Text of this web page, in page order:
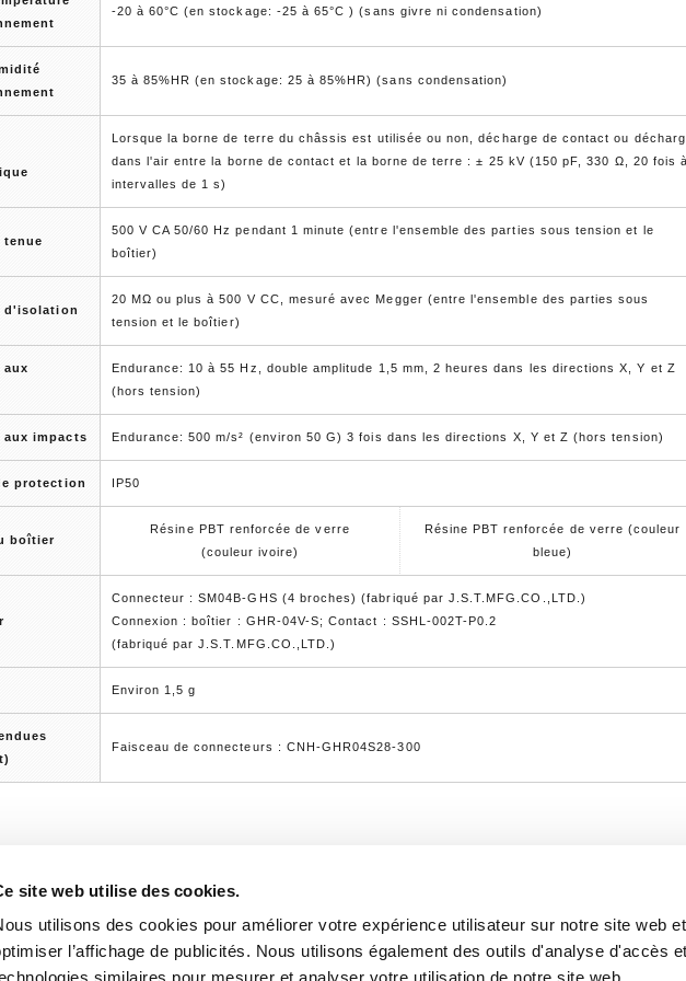
site web utilise des cookies.
utilisons des cookies pour améliorer votre expérience utilisateur sur notre site web
l’affichage de publicités. Nous utilisons également des outils d'analyse d'accès
-20 à 60°C (en stockage: -25 à 65°C ) (sans givre ni condensation)
35 à 85%HR (en stockage: 25 à 85%HR) (sans condensation)
Lorsque la borne de terre du châssis est utilisée ou non, décharge de contact ou
dans l'air entre la borne de contact et la borne de terre : ± 25 kV (150 pF, 330 Ω, 20 fois
intervalles de 1 s)
tenue
500 V CA 50/60 Hz pendant 1 minute (entre l'ensemble des parties sous tension et le
boîtier)
d'isolation
20 MΩ ou plus à 500 V CC, mesuré avec Megger (entre l'ensemble des parties sous
tension et le boîtier)
aux
Endurance: 10 à 55 Hz, double amplitude 1,5 mm, 2 heures dans les directions X, Y et Z
(hors tension)
aux impacts Endurance: 500 m/s² (environ 50 G) 3 fois dans les directions X, Y et Z (hors tension)
protection IP50
boîtier
Résine PBT renforcée de verre
(couleur ivoire)
Résine PBT renforcée de verre (couleur
bleue)
Connecteur : SM04B-GHS (4 broches) (fabriqué par J.S.T.MFG.CO.,LTD.)
Connexion : boîtier : GHR-04V-S; Contact : SSHL-002T-P0.2
(fabriqué par J.S.T.MFG.CO.,LTD.)
Environ 1,5 g
Faisceau de connecteurs : CNH-GHR04S28-300
Namikawa, Kameoka-shi, Kyoto, 621-
Profil de l'entreprise PRODUITS
Tableau de comparaison de produits